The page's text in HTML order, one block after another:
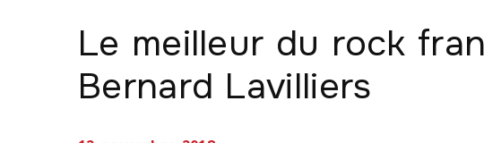
Le meilleur du rock
Bernard Lavilliers